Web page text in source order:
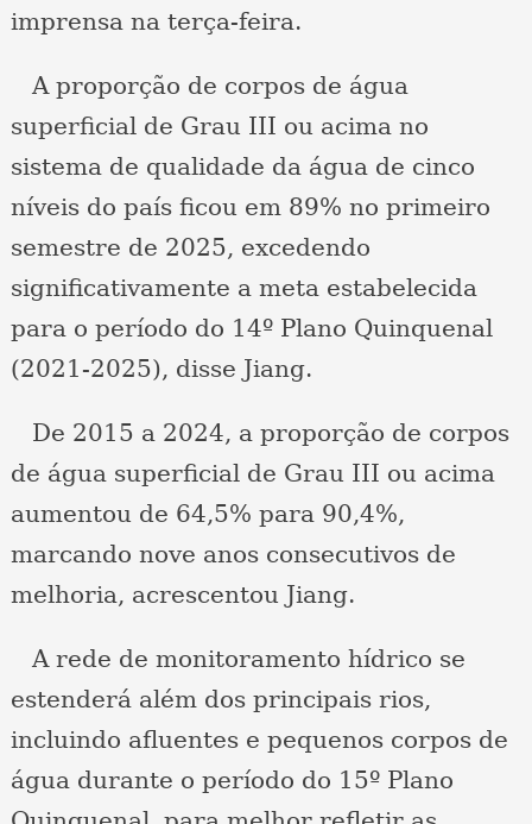
imprensa na terça-feira.
A proporção de corpos de água
superficial de Grau III ou acima no
sistema de qualidade da água de cinco
níveis do país ficou em 89% no primeiro
semestre de 2025, excedendo
significativamente a meta estabelecida
para o período do 14º Plano Quinquenal
(2021-2025), disse Jiang.
De 2015 a 2024, a proporção de corpos
de água superficial de Grau III ou acima
aumentou de 64,5% para 90,4%,
marcando nove anos consecutivos de
melhoria, acrescentou Jiang.
A rede de monitoramento hídrico se
estenderá além dos principais rios,
incluindo afluentes e pequenos corpos de
água durante o período do 15º Plano